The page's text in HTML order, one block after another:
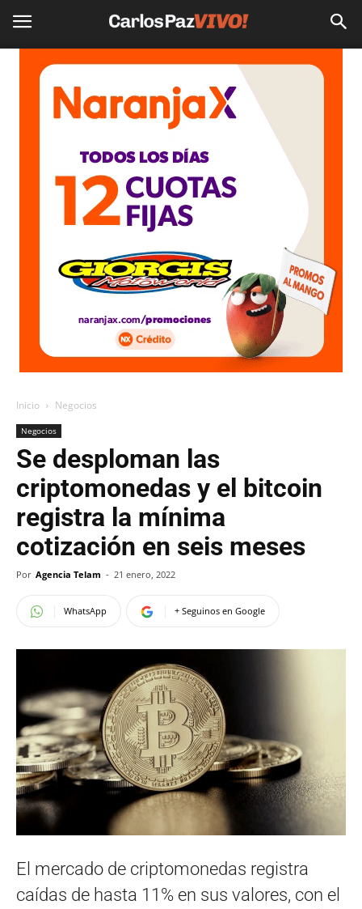
Inicio Negocios
Negocios
Se desploman las
criptomonedas y el bitcoin
registra la mínima
cotización en seis meses
Por Agencia Telam - 21 enero, 2022
WhatsApp + Seguinos en Google
El mercado de criptomonedas registra
caídas de hasta 11% en sus valores, con el